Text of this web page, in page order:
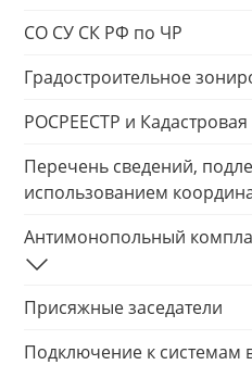
СО СУ СК РФ по ЧР
Градостроительное
РОСРЕЕСТР и Кадастровая
Перечень сведений,
использованием
Антимонопольный
Присяжные заседатели
Подключение к системам